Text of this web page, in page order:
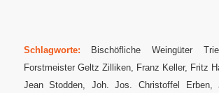
Schlagworte: Bischöfliche Weingüter
Forstmeister Geltz Zilliken, Franz Keller, Fritz
Jean Stodden, Joh. Jos. Christoffel Erben,